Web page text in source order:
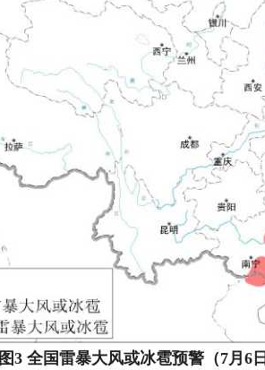
图3 全国雷暴大风或冰雹预警（7月6